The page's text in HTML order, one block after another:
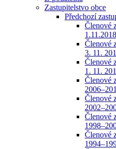
Zastupitelstvo obce
Předchozí
Členové
Členové
3. 11.
Členové
1. 11.
Členové
Členové
Členové
Členové